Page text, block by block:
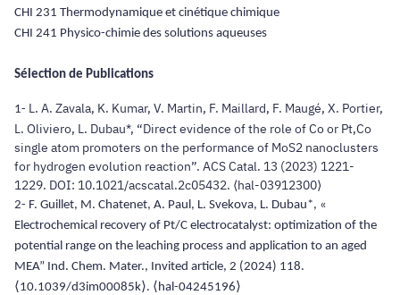
CHI 231 Thermodynamique et cinétique chimique
CHI 241 Physico-chimie des solutions aqueuses
Sélection de Publications
1- L. A. Zavala, K. Kumar, V. Martin, F. Maillard, F. Maugé, X. Portier,
L. Oliviero, L. Dubau*, “Direct evidence of the role of Co or Pt,Co
single atom promoters on the performance of MoS2 nanoclusters
for hydrogen evolution reaction”. ACS Catal. 13 (2023) 1221-
1229. DOI: 10.1021/acscatal.2c05432. ⟨hal-03912300⟩
2- F. Guillet, M. Chatenet, A. Paul, L. Svekova, L. Dubau*, «
Electrochemical recovery of Pt/C electrocatalyst: optimization of the
potential range on the leaching process and application to an aged
MEA” Ind. Chem. Mater., Invited article, 2 (2024) 118.
⟨10.1039/d3im00085k⟩. ⟨hal-04245196⟩